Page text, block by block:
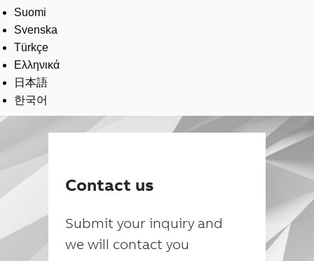
Suomi
Svenska
Türkçe
Ελληνικά
日本語
한국어
Contact us
Submit your inquiry and
we will contact you